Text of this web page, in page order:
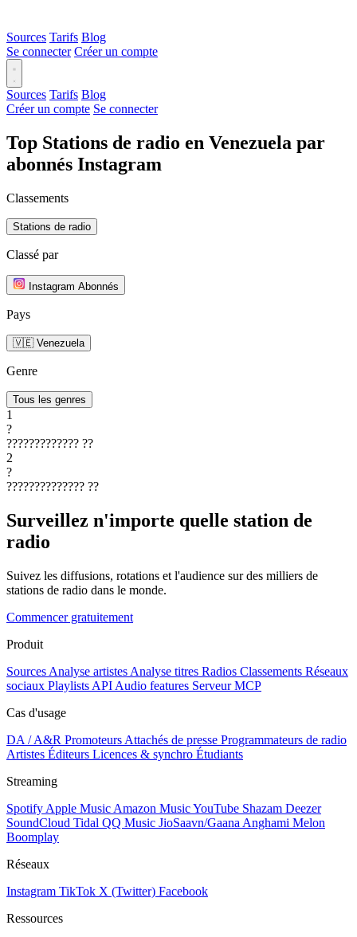
Sources Tarifs Blog
Se connecter Créer un compte
Sources Tarifs Blog
Créer un compte Se connecter
Top Stations de radio en Venezuela par
abonnés Instagram
Classements
Stations de radio
Classé par
Instagram Abonnés
Pays
🇻🇪 Venezuela
Genre
Tous les genres
1
?
????????????? ??
2
?
?????????????? ??
Surveillez n'importe quelle station de
radio
Suivez les diffusions, rotations et l'audience sur des milliers de
stations de radio dans le monde.
Commencer gratuitement
Produit
Sources Analyse artistes Analyse titres Radios Classements Réseaux
sociaux Playlists API Audio features Serveur MCP
Cas d'usage
DA / A&R Promoteurs Attachés de presse Programmateurs de radio
Artistes Éditeurs Licences & synchro Étudiants
Streaming
Spotify Apple Music Amazon MusicYouTube Shazam Deezer
SoundCloud Tidal QQ Music JioSaavn/Gaana Anghami Melon
Boomplay
Réseaux
Instagram TikTok X (Twitter) Facebook
Ressources